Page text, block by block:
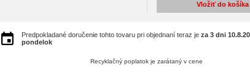
Vložiť do košíka
Predpokladané doručenie tohto tovaru pri objednaní teraz je za 3 dni
pondelok
Recyklačný poplatok je zarátaný v cene